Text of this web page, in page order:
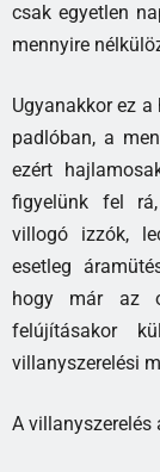
csak egyetlen
mennyire
Ugyanakkor ez
padlóban, a
ezért
figyelünk fel
villogó izzók,
esetleg
hogy már az
felújításakor
villanyszerelési
A villanyszerelés